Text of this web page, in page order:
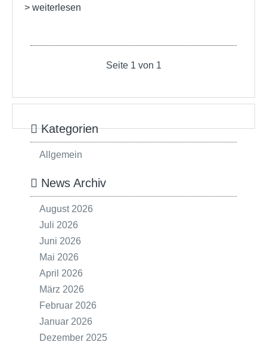
> weiterlesen
Seite 1 von 1
Kategorien
Allgemein
News Archiv
August 2026
Juli 2026
Juni 2026
Mai 2026
April 2026
März 2026
Februar 2026
Januar 2026
Dezember 2025